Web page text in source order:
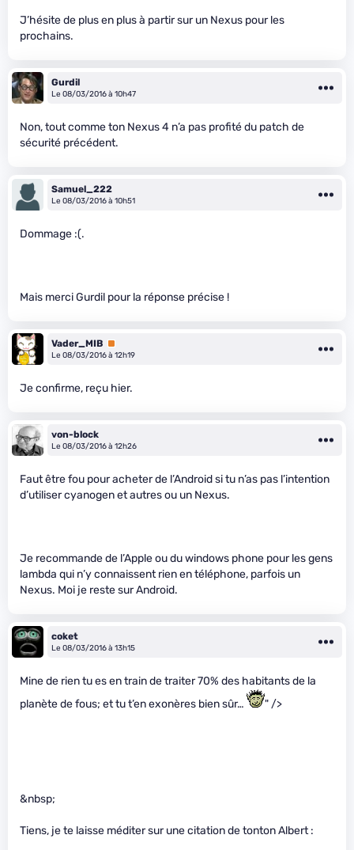
J’hésite de plus en plus à partir sur un Nexus pour les
prochains.
Gurdil
Le 08/03/2016 à 10h47
Non, tout comme ton Nexus 4 n’a pas profité du patch de
sécurité précédent.
Samuel_222
Le 08/03/2016 à 10h51
Dommage :(.
Mais merci Gurdil pour la réponse précise !
Vader_MIB Premium
Le 08/03/2016 à 12h19
Je confirme, reçu hier.
von-block
Le 08/03/2016 à 12h26
Faut être fou pour acheter de l’Android si tu n’as pas l’intention
d’utiliser cyanogen et autres ou un Nexus.
Je recommande de l’Apple ou du windows phone pour les gens
lambda qui n’y connaissent rien en téléphone, parfois un
Nexus. Moi je reste sur Android.
coket
Le 08/03/2016 à 13h15
Mine de rien tu es en train de traiter 70% des habitants de la
planète de fous; et tu t’en exonères bien sûr…
" />
&nbsp;
Tiens, je te laisse méditer sur une citation de tonton Albert :